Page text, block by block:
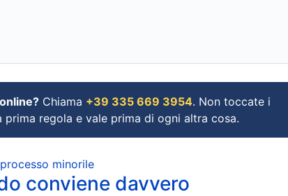
Chiama +39 335 669 3954. Non toccate i
regola e vale prima di ogni altra cosa.
minorile
conviene davvero